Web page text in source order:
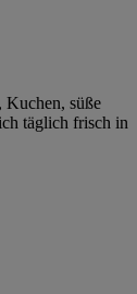
Kuchen, süße
täglich frisch in